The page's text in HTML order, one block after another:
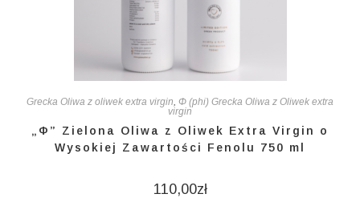
Grecka Oliwa z oliwek extra virgin, Φ (phi) Grecka Oliwa z Oliwek extra
virgin
„Φ” Zielona Oliwa z Oliwek Extra Virgin o
Wysokiej Zawartości Fenolu 750 ml
110,00zł